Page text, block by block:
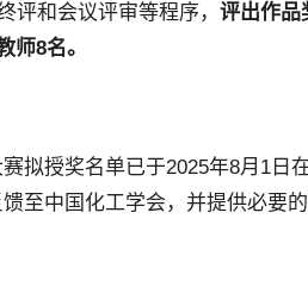
评和会议评审等程序， 评出作品
师8名。
拟授奖名单已于2025年8月 1日
至中国化工学会，并提供必要的